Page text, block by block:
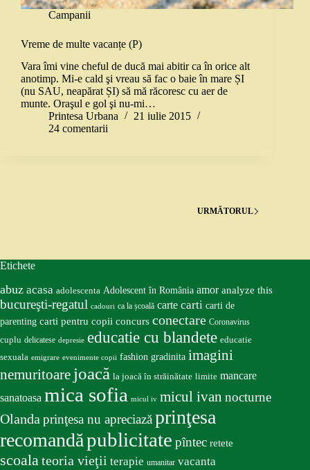
Campanii
Vreme de multe vacanțe (P)
Vara îmi vine cheful de ducă mai abitir ca în orice alt
anotimp. Mi-e cald şi vreau să fac o baie în mare ȘI
(nu SAU, neapărat ȘI) să mă răcoresc cu aer de
munte. Oraşul e gol şi nu-mi…
Printesa Urbana
21 iulie 2015
24 comentarii
URMĂTORUL
Etichete
abuz acasa adolescenta Adolescent în România amor analyze this
bucureşti-regatul cadouri ca la școală carte carti carti de
parenting carti pentru copii concurs conectare Coronavirus
cuplu delicatese depresie educatie cu blandete educatie
sexuala emigrare evenimente copii fashion gradinita imagini
nemuritoare joacă la joacă în străinătate limite mancare
sanatoasa mica sofia micul iv micul ivan nocturne
Olandaprinţesa nu apreciazăprinţesa
recomandăpublicitate pîntec retete
scoalateoria vieţii terapie umanitar vacanta